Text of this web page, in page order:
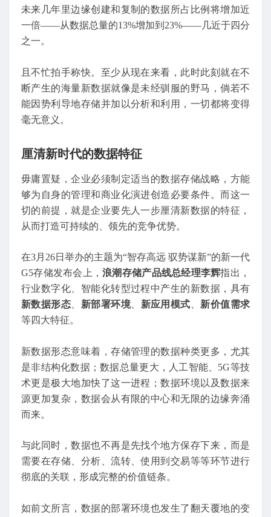
未来几年里边缘创建和复制的数据所占比例将增加近
一倍——从数据总量的13%增加到23%——几近于四分
之一。
且不忙拍手称快。至少从现在来看，此时此刻就在不
断产生的海量新数据就像是未经驯服的野马，倘若不
能因势利导地存储并加以分析和利用，一切都将变得
毫无意义。
厘清新时代的数据特征
毋庸置疑，企业必须制定适当的数据存储战略，方能
够为自身的管理和商业化演进创造必要条件。而这一
切的前提，就是企业要先人一步厘清新数据的特征，
从而打造可持续的、领先的竞争优势。
在3月26日举办的主题为“智存高远 驭势谋新”的新一代
G5存储发布会上，浪潮存储产品线总经理李辉指出，
行业数字化、智能化转型过程中产生的新数据，具有
新数据形态
新部署环境、 新应用模式
新价值需求
等四大特征。
新数据形态意味着，存储管理的数据种类更多，尤其
是非结构化数据；数据总量更大，人工智能、5G等技
术更是极大地加快了这一进程；数据环境以及数据来
源更加复杂，数据会从有限的中心和无限的边缘奔涌
而来。
与此同时，数据也不再是先找个地方保存下来，而是
需要在存储、分析、流转、使用到交易等等环节进行
彻底的关联，形成完整的价值链条。
如前文所言，数据的部署环境也发生了翻天覆地的变